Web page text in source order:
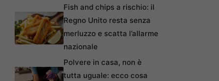
Fish and chips a rischio: il
Regno Unito resta senza
merluzzo e scatta l’allarme
nazionale
Polvere in casa, non è
tutta uguale: ecco cosa